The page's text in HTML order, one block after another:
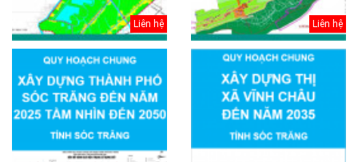
Liên hệ Liên hệ